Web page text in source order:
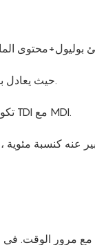
حيث يعادل بوليول =56100 / قيمة هيدروكسيل ، مكافئ الماء = 9.
بالنسبة إلى MDI ، تكون الصيغ هي نفسها ، حيث تحل محل TDI مع MDI.
مرور الوقت. في